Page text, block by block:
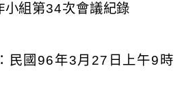
小組第34次會議紀錄
民國96年3月27日上午9時